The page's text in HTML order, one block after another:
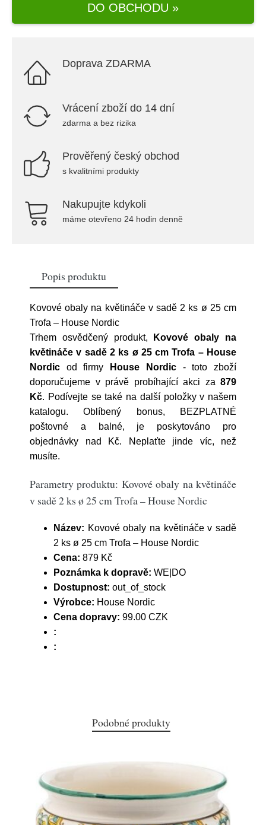
DO OBCHODU »
Doprava ZDARMA
Vrácení zboží do 14 dní
zdarma a bez rizika
Prověřený český obchod
s kvalitními produkty
Nakupujte kdykoli
máme otevřeno 24 hodin denně
Popis produktu
Kovové obaly na květináče v sadě 2 ks ø 25 cm
Trofa – House Nordic
Trhem osvědčený produkt,
Kovové obaly na
květináče v sadě 2 ks ø 25 cm Trofa – House
Nordic od firmy House Nordic- toto zboží
doporučujeme v právě probíhající akci za 879
Kč. Podívejte se také na další položky v našem
katalogu. Oblíbený bonus, BEZPLATNÉ
poštovné a balné, je poskytováno pro
objednávky nad Kč. Neplaťte jinde víc, než
musíte.
Parametry produktu: Kovové obaly na květináče
v sadě 2 ks ø 25 cm Trofa – House Nordic
Název: Kovové obaly na květináče v sadě
2 ks ø 25 cm Trofa – House Nordic
Cena: 879 Kč
Poznámka k dopravě: WE|DO
Dostupnost: out_of_stock
Výrobce: House Nordic
Cena dopravy: 99.00 CZK
:
:
Podobné produkty